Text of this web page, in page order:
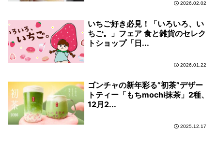
2026.02.02
いちご好き必見！「いろいろ、い
ちご。」フェア 食と雑貨のセレク
トショップ「日...
2026.01.22
ゴンチャの新年彩る”初茶”デザー
トティー「もちmochi抹茶」2種、
12月2...
2025.12.17